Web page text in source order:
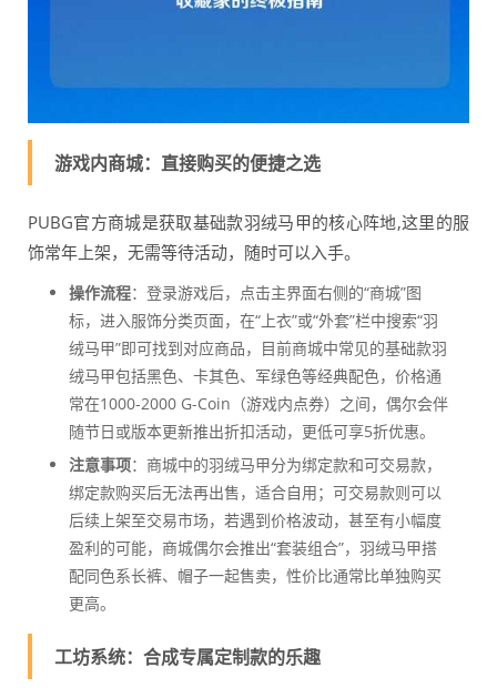
游戏内商城：直接购买的便捷之选
PUBG官方商城是获取基础款羽绒马甲的核心阵地,这里的服
饰常年上架，无需等待活动，随时可以入手。
操作流程：登录游戏后，点击主界面右侧的“商城”图
标，进入服饰分类页面，在“上衣”或“外套”栏中搜索“羽
绒马甲”即可找到对应商品，目前商城中常见的基础款羽
绒马甲包括黑色、卡其色、军绿色等经典配色，价格通
常在1000-2000 G-Coin（游戏内点券）之间，偶尔会伴
随节日或版本更新推出折扣活动，更低可享5折优惠。
注意事项：商城中的羽绒马甲分为绑定款和可交易款，
绑定款购买后无法再出售，适合自用；可交易款则可以
后续上架至交易市场，若遇到价格波动，甚至有小幅度
盈利的可能，商城偶尔会推出“套装组合”，羽绒马甲搭
配同色系长裤、帽子一起售卖，性价比通常比单独购买
更高。
工坊系统：合成专属定制款的乐趣